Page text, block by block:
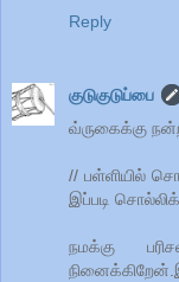
Reply
குடுகுடுப்பை
வ்ருகைக்கு
// பள்ளியில்
இப்படி
நமக்கு